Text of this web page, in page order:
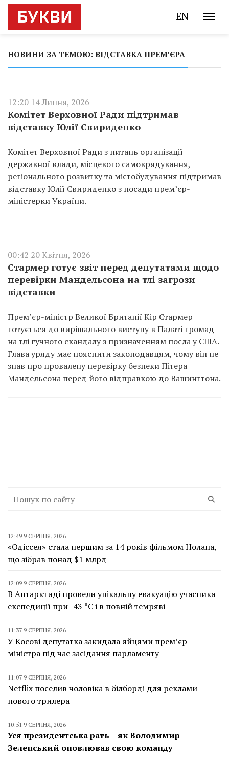
EN
НОВИНИ ЗА ТЕМОЮ: ВІДСТАВКА ПРЕМ’ЄРА
12:20 14 Липня, 2026
Комітет Верховної Ради підтримав
відставку Юлії Свириденко
Комітет Верховної Ради з питань організації
державної влади, місцевого самоврядування,
регіонального розвитку та містобудування підтримав
відставку Юлії Свириденко з посади прем’єр-
міністерки України.
00:42 20 Квітня, 2026
Стармер готує звіт перед депутатами щодо
перевірки Мандельсона на тлі загрози
відставки
Прем’єр-міністр Великої Британії Кір Стармер
готується до вирішального виступу в Палаті громад
на тлі гучного скандалу з призначенням посла у США.
Глава уряду має пояснити законодавцям, чому він не
знав про провалену перевірку безпеки Пітера
Мандельсона перед його відправкою до Вашингтона.
12:49 9 СЕРПНЯ, 2026
«Одіссея» стала першим за 14 років фільмом Нолана,
що зібрав понад $1 млрд
12:09 9 СЕРПНЯ, 2026
В Антарктиді провели унікальну евакуацію учасника
експедиції при -43 °C і в повній темряві
11:37 9 СЕРПНЯ, 2026
У Косові депутатка закидала яйцями прем’єр-
міністра під час засідання парламенту
11:07 9 СЕРПНЯ, 2026
Netflix поселив чоловіка в білборді для реклами
нового трилера
10:51 9 СЕРПНЯ, 2026
Уся президентська рать – як Володимир
Зеленський оновлював свою команду